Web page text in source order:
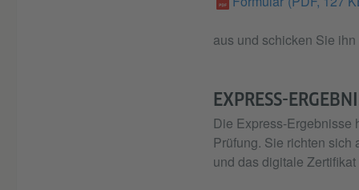
aus und schicken Sie
EXPRESS-
Die Express-Ergebnisse
Prüfung. Sie richten sich
und das digitale